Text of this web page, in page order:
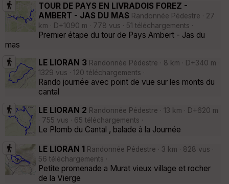
TOUR DE PAYS EN LIVRADOIS FOREZ -
AMBERT - JAS DU MAS Randonnée Pédestre · 27
km · D+1090 m · 778 vus · 51 téléchargements ·
Premier étape du tour de Pays Ambert - Jas du
mas
LE LIORAN 3 Randonnée Pédestre · 8 km · D+340 m ·
1329 vus · 120 téléchargements ·
Rando journée avec point de vue sur les monts du
cantal
LE LIORAN 2 Randonnée Pédestre · 13 km · D+620 m
· 755 vus · 65 téléchargements ·
Le Plomb du Cantal , balade à la Journée
LE LIORAN 1 Randonnée Pédestre · 3 km · 828 vus ·
56 téléchargements ·
Petite promenade a Murat vieux village et rocher
de la Vierge